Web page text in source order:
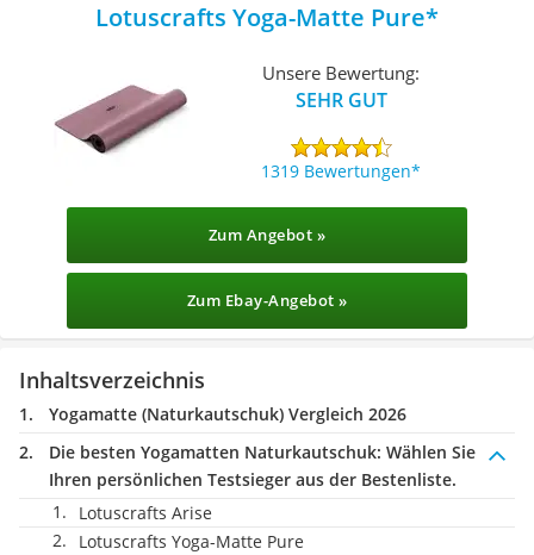
Lotuscrafts Yoga-Matte Pure
Unsere Bewertung:
SEHR GUT
1319 Bewertungen
Zum Angebot »
Zum Ebay-Angebot »
Inhaltsverzeichnis
Yogamatte (Naturkautschuk) Vergleich 2026
Die besten Yogamatten Naturkautschuk: Wählen Sie
Ihren persönlichen Testsieger aus der Bestenliste.
Lotuscrafts Arise
Lotuscrafts Yoga-Matte Pure